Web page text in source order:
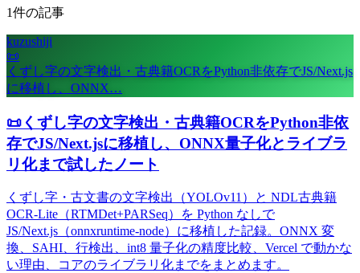
1件の記事
kuzushiji
📜
くずし字の文字検出・古典籍OCRをPython非依存でJS/Next.js
に移植し、ONNX…
📜 くずし字の文字検出・古典籍OCRをPython非依
存でJS/Next.jsに移植し、ONNX量子化とライブラ
リ化まで試したノート
くずし字・古文書の文字検出（YOLOv11）と NDL古典籍
OCR-Lite（RTMDet+PARSeq）を Python なしで
JS/Next.js（onnxruntime-node）に移植した記録。ONNX 変
換、SAHI、行検出、int8 量子化の精度比較、Vercel で動かな
い理由、コアのライブラリ化までをまとめます。